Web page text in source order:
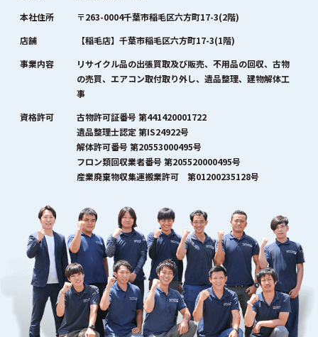
本社住所
〒263-0004千葉市稲毛区六方町17-3(2階)
店舗
【稲毛店】千葉市稲毛区六方町17-3(1階)
事業内容
リサイクル品の出張買取及び販売、不用品の回収、古物
の売買、エアコン取付取り外し、遺品整理、建物解体工
事
資格許可
古物許可証番号 第441420001722
遺品整理士認定 第IS24922号
解体許可番号 第20553000495号
フロン類回収業者番号 第205520000495号
産業廃棄物収集運搬業許可 第01200235128号